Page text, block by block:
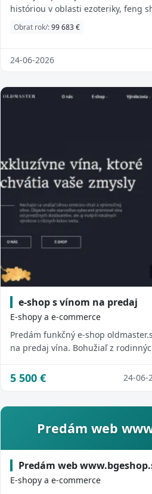
históriou v oblasti ezoteriky, feng
náramkov, vonných tyčiniek, kadidi...
Obrat rok/:99 683 €
24-06-2026
e-shop s vínom na predaj
E-shopy a e-commerce
Predám funkčný e-shop
na predaj vína. Bohužiaľ z
5 500 € 24-06-
Predám web
Predám web
E-shopy a e-commerce